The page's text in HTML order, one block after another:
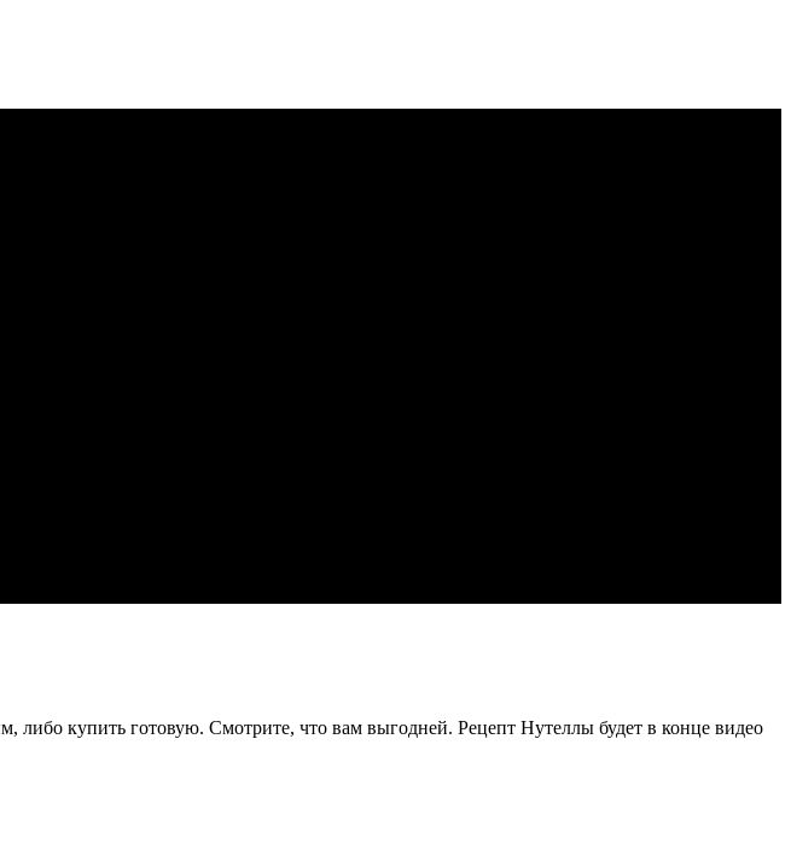
либо купить готовую. Смотрите, что вам выгодней. Рецепт Нутеллы будет в конце видео